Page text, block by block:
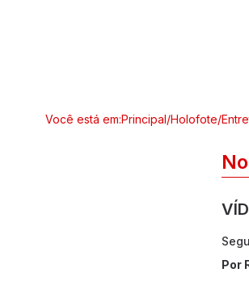
Você está em:Principal/Holofote/
Por